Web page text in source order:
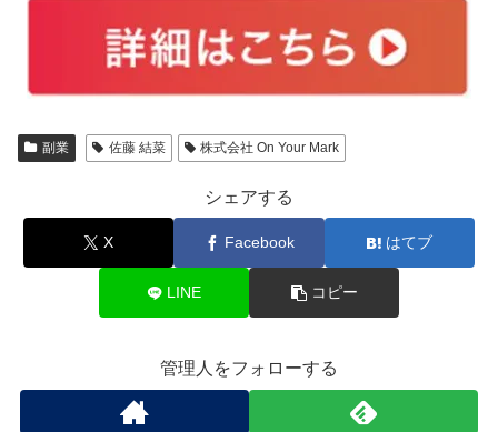
副業 佐藤 結菜 株式会社 On Your Mark
シェアする
X Facebook はてブ
LINE コピー
管理人をフォローする